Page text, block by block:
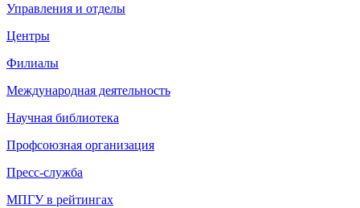
Управления и отделы
Центры
Филиалы
Международная деятельность
Научная библиотека
Профсоюзная организация
Пресс-служба
МПГУ в рейтингах